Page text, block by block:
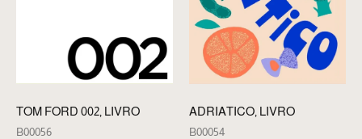
TOM FORD 002, LIVRO
B00056
ADRIATICO, LIVRO
B00054